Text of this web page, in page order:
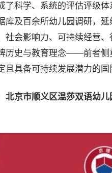
了科学、系统的评估评级
库及百余所幼儿园调研，
社会影响力、可持续经营
历史与教育理念——前者侧
且具备可持续发展潜力的
北京市顺义区温莎双语幼儿